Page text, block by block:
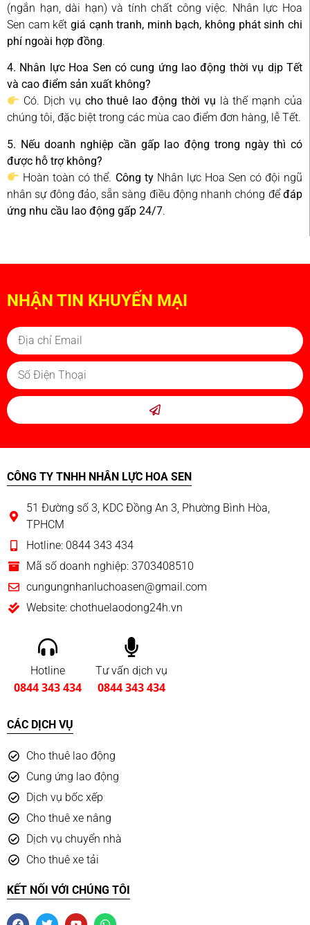
(ngắn hạn, dài hạn) và tính chất công việc. Nhân lực Hoa
Sen cam kết giá cạnh tranh, minh bạch, không phát sinh chi
phí ngoài hợp đồng.
4. Nhân lực Hoa Sen có cung ứng lao động thời vụ dịp Tết
và cao điểm sản xuất không?
Có. Dịch vụ cho thuê lao động thời vụ là thế mạnh của
chúng tôi, đặc biệt trong các mùa cao điểm đơn hàng, lễ Tết.
5. Nếu doanh nghiệp cần gấp lao động trong ngày thì có
được hỗ trợ không?
Hoàn toàn có thể. Công tyNhân lực Hoa Sen có đội ngũ
nhân sự đông đảo, sẵn sàng điều động nhanh chóng đểđáp
ứng nhu cầu lao động gấp 24/7.
NHẬN TIN KHUYẾN MẠI
CÔNG TY TNHH NHÂN LỰC HOA SEN
51 Đường số 3, KDC Đồng An 3, Phường Bình Hòa,
TPHCM
Hotline: 0844 343 434
Mã số doanh nghiệp: 3703408510
cungungnhanluchoasen@gmail.com
Website: chothuelaodong24h.vn
Hotline
0844 343 434
Tư vấn dịch vụ
0844 343 434
CÁC DỊCH VỤ
Cho thuê lao động
Cung ứng lao động
Dịch vụ bốc xếp
Cho thuê xe nâng
Dịch vụ chuyển nhà
Cho thuê xe tải
KẾT NỐI VỚI CHÚNG TÔI